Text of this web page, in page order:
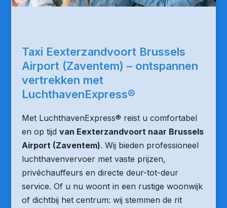
Taxi Eexterzandvoort Brussels
Airport (Zaventem) – ontspannen
vertrekken met
LuchthavenExpress®
Met LuchthavenExpress® reist u comfortabel
en op tijd van Eexterzandvoort naar Brussels
Airport (Zaventem). Wij bieden professioneel
luchthavenvervoer met vaste prijzen,
privéchauffeurs en directe deur-tot-deur
service. Of u nu woont in een rustige woonwijk
of dichtbij het centrum: wij stemmen de rit